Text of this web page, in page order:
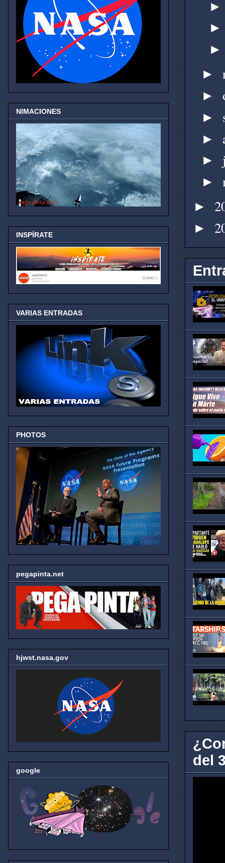
►
►
►
►
►
►
►
►
del
NIMACIONES
INSPÍRATE
VARIAS ENTRADAS
PHOTOS
pegapinta.net
hjwst.nasa.gov
google